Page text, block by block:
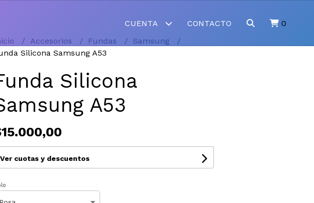
CUENTA CONTACTO 0
Accesorios Fundas
Samsung
Silicona Samsung A53
Silicona
A53
Ver cuotas y descuentos